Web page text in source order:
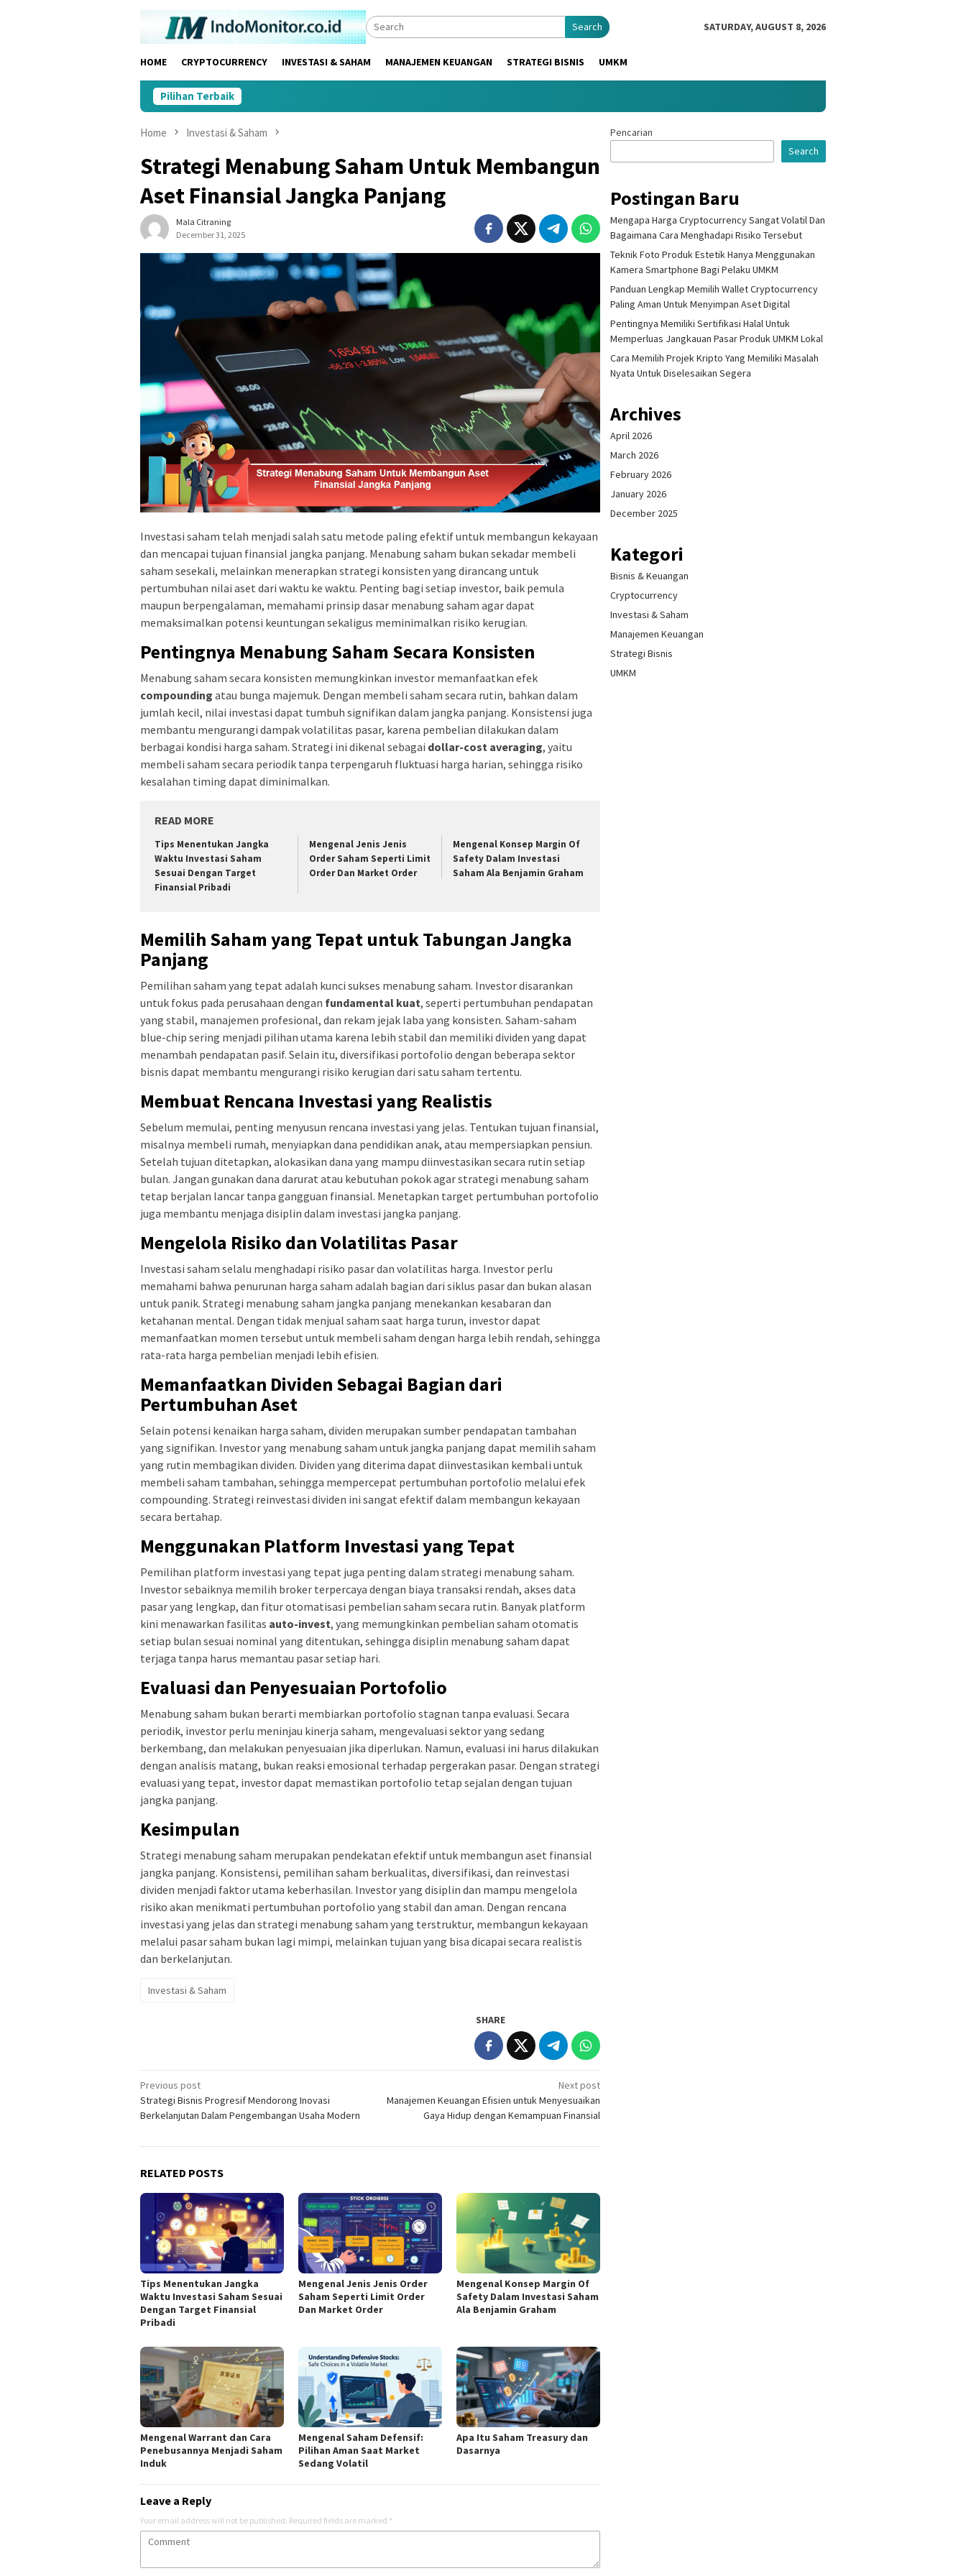
Search SATURDAY, AUGUST 8, 2026
HOME CRYPTOCURRENCY INVESTASI & SAHAM MANAJEMEN KEUANGAN STRATEGI BISNIS UMKM
Pilihan Terbaik
Home Investasi & Saham
Strategi Menabung Saham Untuk Membangun
Aset Finansial Jangka Panjang
Mala Citraning
December 31, 2025
Investasi saham telah menjadi salah satu metode paling efektif untuk membangun kekayaan
dan mencapai tujuan finansial jangka panjang. Menabung saham bukan sekadar membeli
saham sesekali, melainkan menerapkan strategi konsisten yang dirancang untuk
pertumbuhan nilai aset dari waktu ke waktu. Penting bagi setiap investor, baik pemula
maupun berpengalaman, memahami prinsip dasar menabung saham agar dapat
memaksimalkan potensi keuntungan sekaligus meminimalkan risiko kerugian.
Pentingnya Menabung Saham Secara Konsisten
Menabung saham secara konsisten memungkinkan investor memanfaatkan efek
compounding atau bunga majemuk. Dengan membeli saham secara rutin, bahkan dalam
jumlah kecil, nilai investasi dapat tumbuh signifikan dalam jangka panjang. Konsistensi juga
membantu mengurangi dampak volatilitas pasar, karena pembelian dilakukan dalam
berbagai kondisi harga saham. Strategi ini dikenal sebagai dollar-cost averaging, yaitu
membeli saham secara periodik tanpa terpengaruh fluktuasi harga harian, sehingga risiko
kesalahan timing dapat diminimalkan.
READ MORE
Tips Menentukan Jangka
Waktu Investasi Saham
Sesuai Dengan Target
Finansial Pribadi
Mengenal Jenis Jenis
Order Saham Seperti Limit
Order Dan Market Order
Mengenal Konsep Margin Of
Safety Dalam Investasi
Saham Ala Benjamin Graham
Memilih Saham yang Tepat untuk Tabungan Jangka
Panjang
Pemilihan saham yang tepat adalah kunci sukses menabung saham. Investor disarankan
untuk fokus pada perusahaan dengan fundamental kuat, seperti pertumbuhan pendapatan
yang stabil, manajemen profesional, dan rekam jejak laba yang konsisten. Saham-saham
blue-chip sering menjadi pilihan utama karena lebih stabil dan memiliki dividen yang dapat
menambah pendapatan pasif. Selain itu, diversifikasi portofolio dengan beberapa sektor
bisnis dapat membantu mengurangi risiko kerugian dari satu saham tertentu.
Membuat Rencana Investasi yang Realistis
Sebelum memulai, penting menyusun rencana investasi yang jelas. Tentukan tujuan finansial,
misalnya membeli rumah, menyiapkan dana pendidikan anak, atau mempersiapkan pensiun.
Setelah tujuan ditetapkan, alokasikan dana yang mampu diinvestasikan secara rutin setiap
bulan. Jangan gunakan dana darurat atau kebutuhan pokok agar strategi menabung saham
tetap berjalan lancar tanpa gangguan finansial. Menetapkan target pertumbuhan portofolio
juga membantu menjaga disiplin dalam investasi jangka panjang.
Mengelola Risiko dan Volatilitas Pasar
Investasi saham selalu menghadapi risiko pasar dan volatilitas harga. Investor perlu
memahami bahwa penurunan harga saham adalah bagian dari siklus pasar dan bukan alasan
untuk panik. Strategi menabung saham jangka panjang menekankan kesabaran dan
ketahanan mental. Dengan tidak menjual saham saat harga turun, investor dapat
memanfaatkan momen tersebut untuk membeli saham dengan harga lebih rendah, sehingga
rata-rata harga pembelian menjadi lebih efisien.
Memanfaatkan Dividen Sebagai Bagian dari
Pertumbuhan Aset
Selain potensi kenaikan harga saham, dividen merupakan sumber pendapatan tambahan
yang signifikan. Investor yang menabung saham untuk jangka panjang dapat memilih saham
yang rutin membagikan dividen. Dividen yang diterima dapat diinvestasikan kembali untuk
membeli saham tambahan, sehingga mempercepat pertumbuhan portofolio melalui efek
compounding. Strategi reinvestasi dividen ini sangat efektif dalam membangun kekayaan
secara bertahap.
Menggunakan Platform Investasi yang Tepat
Pemilihan platform investasi yang tepat juga penting dalam strategi menabung saham.
Investor sebaiknya memilih broker terpercaya dengan biaya transaksi rendah, akses data
pasar yang lengkap, dan fitur otomatisasi pembelian saham secara rutin. Banyak platform
kini menawarkan fasilitas auto-invest, yang memungkinkan pembelian saham otomatis
setiap bulan sesuai nominal yang ditentukan, sehingga disiplin menabung saham dapat
terjaga tanpa harus memantau pasar setiap hari.
Evaluasi dan Penyesuaian Portofolio
Menabung saham bukan berarti membiarkan portofolio stagnan tanpa evaluasi. Secara
periodik, investor perlu meninjau kinerja saham, mengevaluasi sektor yang sedang
berkembang, dan melakukan penyesuaian jika diperlukan. Namun, evaluasi ini harus dilakukan
dengan analisis matang, bukan reaksi emosional terhadap pergerakan pasar. Dengan strategi
evaluasi yang tepat, investor dapat memastikan portofolio tetap sejalan dengan tujuan
jangka panjang.
Kesimpulan
Strategi menabung saham merupakan pendekatan efektif untuk membangun aset finansial
jangka panjang. Konsistensi, pemilihan saham berkualitas, diversifikasi, dan reinvestasi
dividen menjadi faktor utama keberhasilan. Investor yang disiplin dan mampu mengelola
risiko akan menikmati pertumbuhan portofolio yang stabil dan aman. Dengan rencana
investasi yang jelas dan strategi menabung saham yang terstruktur, membangun kekayaan
melalui pasar saham bukan lagi mimpi, melainkan tujuan yang bisa dicapai secara realistis
dan berkelanjutan.
Investasi & Saham
SHARE
Post
navigation
Previous post
Strategi Bisnis Progresif Mendorong Inovasi
Berkelanjutan Dalam Pengembangan Usaha Modern
Next post
Manajemen Keuangan Efisien untuk Menyesuaikan
Gaya Hidup dengan Kemampuan Finansial
RELATED POSTS
Tips Menentukan Jangka
Waktu Investasi Saham Sesuai
Dengan Target Finansial
Pribadi
Mengenal Jenis Jenis Order
Saham Seperti Limit Order
Dan Market Order
Mengenal Konsep Margin Of
Safety Dalam Investasi Saham
Ala Benjamin Graham
Mengenal Warrant dan Cara
Penebusannya Menjadi Saham
Induk
Mengenal Saham Defensif:
Pilihan Aman Saat Market
Sedang Volatil
Apa Itu Saham Treasury dan
Dasarnya
Leave a Reply
Your email address will not be published. Required fields are marked *
Pencarian
Search
Postingan Baru
Mengapa Harga Cryptocurrency Sangat Volatil Dan
Bagaimana Cara Menghadapi Risiko Tersebut
Teknik Foto Produk Estetik Hanya Menggunakan
Kamera Smartphone Bagi Pelaku UMKM
Panduan Lengkap Memilih Wallet Cryptocurrency
Paling Aman Untuk Menyimpan Aset Digital
Pentingnya Memiliki Sertifikasi Halal Untuk
Memperluas Jangkauan Pasar Produk UMKM Lokal
Cara Memilih Projek Kripto Yang Memiliki Masalah
Nyata Untuk Diselesaikan Segera
Archives
April 2026
March 2026
February 2026
January 2026
December 2025
Kategori
Bisnis & Keuangan
Cryptocurrency
Investasi & Saham
Manajemen Keuangan
Strategi Bisnis
UMKM